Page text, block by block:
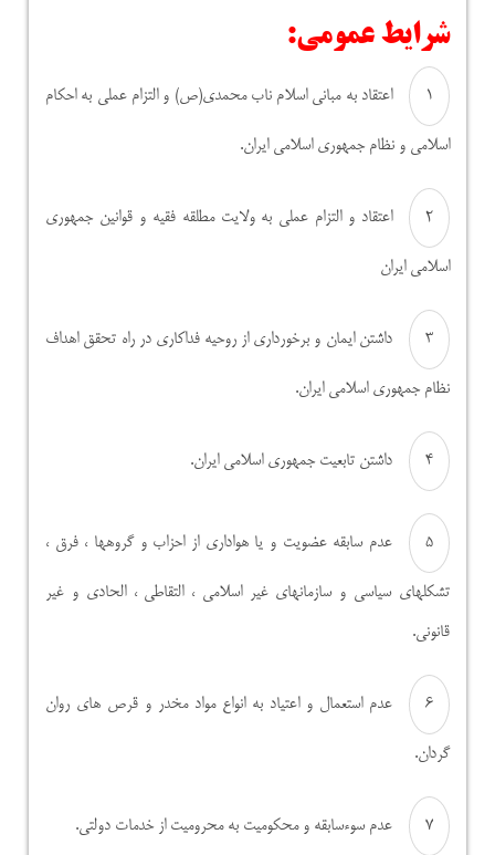
شرایط عمومی:
اعتقاد به مبانی اسلام ناب محمدی(ص) و التزام عملی به احکام
اسلامی و نظام جمهوری اسلامی ایران.
اعتقاد و التزام عملی به ولایت مطلقه فقیه و قوانین جمهوری
اسلامی ایران
داشتن ایمان و برخورداری از روحیه فداکاری در راه تحقق اهداف
نظام جمهوری اسلامی ایران.
داشتن تابعیت جمهوری اسلامی ایران.
عدم سابقه عضویت و یا هواداری از احزاب و گروهها ، فرق ،
تشکلهای سیاسی و سازمانهای غیر اسلامی ، التقاطی ، الحادی و غیر
قانونی.
عدم استعمال و اعتیاد به انواع مواد مخدر و قرص های روان
گردان.
عدم سوءسابقه و محکومیت به محرومیت از خدمات دولتی.